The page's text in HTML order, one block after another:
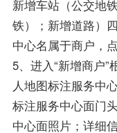
新增车站（公交地
铁）；新增道路）
中心名属于商户，
5、进入“新增商户
人地图标注服务中
标注服务中心面门
中心面照片；详细